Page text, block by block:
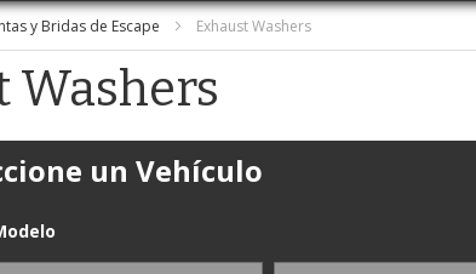
y Bridas de Escape Exhaust Washers
Washers
un Vehículo